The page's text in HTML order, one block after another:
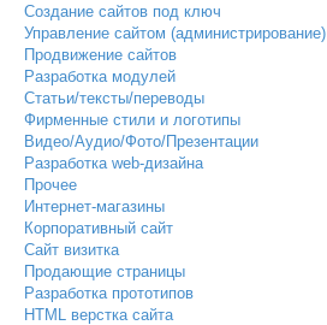
Создание сайтов под ключ
Управление сайтом (администрирование)
Продвижение сайтов
Разработка модулей
Статьи/тексты/переводы
Фирменные стили и логотипы
Видео/Аудио/Фото/Презентации
Разработка web-дизайна
Прочее
Интернет-магазины
Корпоративный сайт
Сайт визитка
Продающие страницы
Разработка прототипов
HTML верстка сайта